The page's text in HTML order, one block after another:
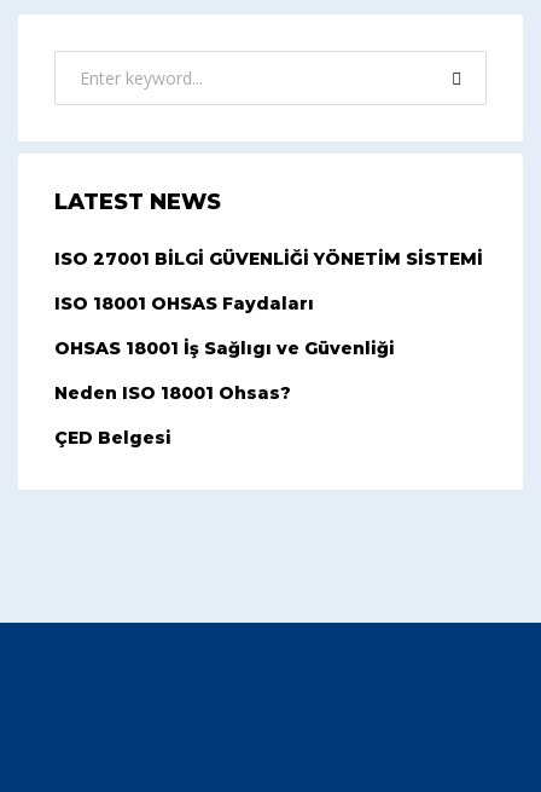
LATEST NEWS
ISO 27001 BİLGİ GÜVENLİĞİ YÖNETİM SİSTEMİ
ISO 18001 OHSAS Faydaları
OHSAS 18001 İş Sağlıgı ve Güvenliği
Neden ISO 18001 Ohsas?
ÇED Belgesi